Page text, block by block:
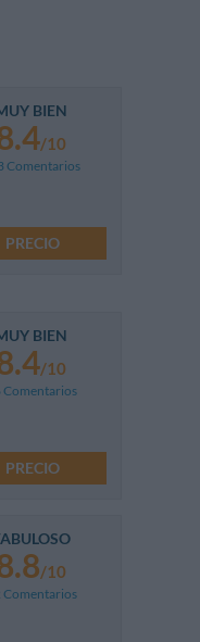
BIEN
/10
Comentarios
PRECIO
BIEN
/10
Comentarios
PRECIO
/10
Comentarios